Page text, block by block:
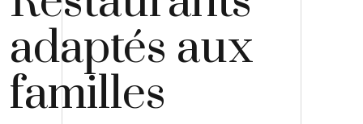
adaptés aux
familles